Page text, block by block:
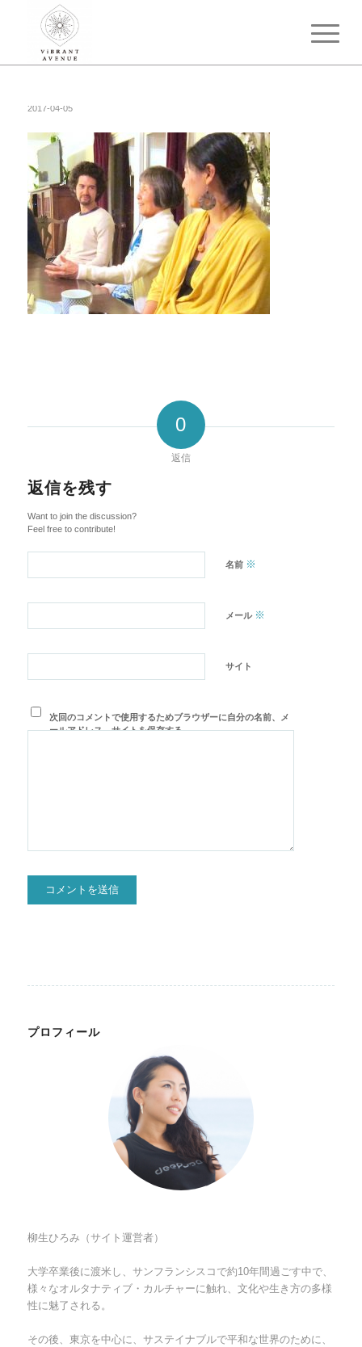
2017-04-05
0
返信
返信を残す
Want to join the discussion?
Feel free to contribute!
名前 ※
メール ※
サイト
次回のコメントで使用するためブラウザーに自分の名前、メ
ールアドレス、サイトを保存する。
プロフィール
柳生ひろみ（サイト運営者）
大学卒業後に渡米し、サンフランシスコで約10年間過ごす中で、
様々なオルタナティブ・カルチャーに触れ、文化や生き方の多様
性に魅了される。
その後、東京を中心に、サステイナブルで平和な世界のために、